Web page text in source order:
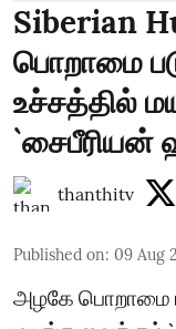
Siberian
பொறாமை
உச்சத்தில்
`சைபீரியன்
thanthitv
Published on: 09 Aug
அழகே பொறாமை